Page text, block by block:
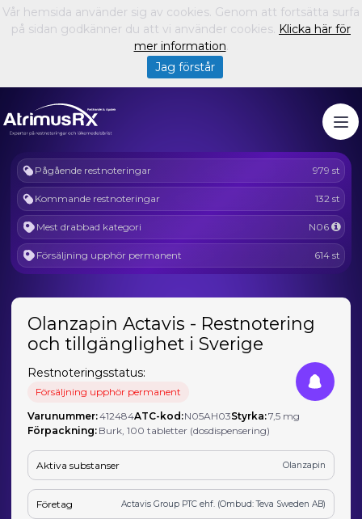
Pågående restnoteringar 979 st
Kommande restnoteringar 132 st
Mest drabbad kategori N06
Försäljning upphör permanent 614 st
Olanzapin Actavis - Restnotering
och tillgänglighet i Sverige
Restnoteringsstatus:
Försäljning upphör permanent
Varunummer:412484ATC-kod:N05AH03Styrka:7,5 mg
Förpackning: Burk, 100 tabletter (dosdispensering)
Aktiva substanser Olanzapin
Företag Actavis Group PTC ehf. (Ombud: Teva Sweden AB)
Vår hemsida använder sig av cookies. Genom att fortsätta surfa
på sidan godkänner du att vi använder cookies. Klicka här för
mer information.
Jag förstår